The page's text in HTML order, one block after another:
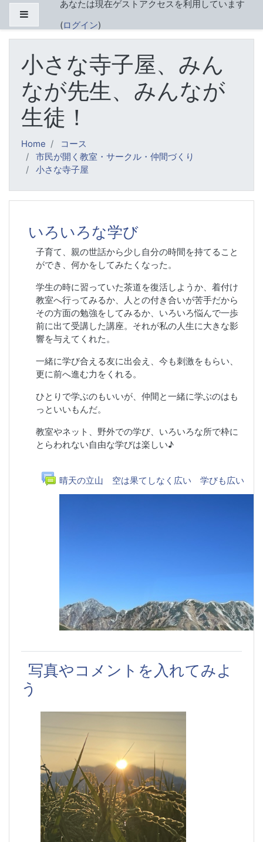
メインコンテンツへスキップする
あなたは現在ゲストアクセスを利用しています
(ログイン)
小さな寺子屋、みん
なが先生、みんなが
生徒！
Home
コース
市民が開く教室・サークル・仲間づくり
小さな寺子屋
トピックアウトライン
いろいろな学び
子育て、親の世話から少し自分の時間を持てること
ができ、何かをしてみたくなった。
学生の時に習っていた茶道を復活しようか、着付け
教室へ行ってみるか、人との付き合いが苦手だから
その方面の勉強をしてみるか、いろいろ悩んで一歩
前に出て受講した講座。 それが私の人生に大きな影
響を与えてくれた。
一緒に学び合える友に出会え、今も刺激をもらい、
更に前へ進む力をくれる。
ひとりで学ぶのもいいが、仲間と一緒に学ぶのはも
っといいもんだ。
教室やネット、野外での学び、いろいろな所で枠に
とらわれない自由な学びは楽しい♪
晴天の立山 空は果てしなく広い 学びも広い
フォー
写真やコメントを入れてみよ
う